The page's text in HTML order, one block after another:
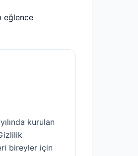
eğlence
kurulan
bireyler için